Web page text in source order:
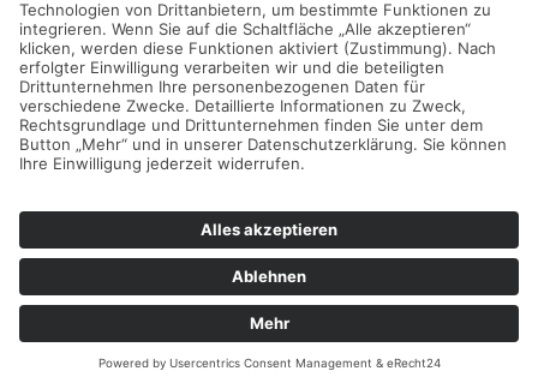
Simone Maier
Sanitätshaus
Qualifikation:
Einzelhandelskauffrau
Tätigkeitsfelder:
– Medizinprodukteberaterin
– Phlebologie / Lymphologie